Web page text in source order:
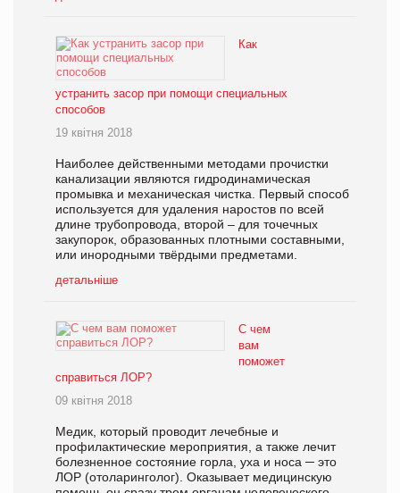
Как
устранить засор при помощи специальных
способов
19 квітня 2018
Наиболее действенными методами прочистки
канализации являются гидродинамическая
промывка и механическая чистка. Первый способ
используется для удаления наростов по всей
длине трубопровода, второй – для точечных
закупорок, образованных плотными составными,
или инородными твёрдыми предметами.
детальніше
С чем
вам
поможет
справиться ЛОР?
09 квітня 2018
Медик, который проводит лечебные и
профилактические мероприятия, а также лечит
болезненное состояние горла, уха и носа ─ это
ЛОР (отоларинголог). Оказывает медицинскую